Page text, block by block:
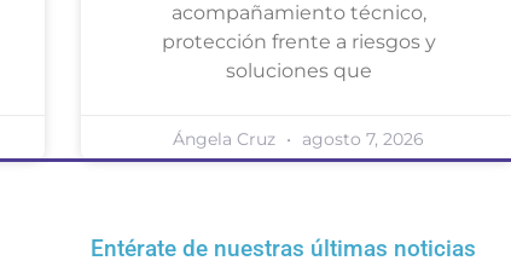
acompañamiento técnico,
protección frente a riesgos y
soluciones que
Ángela Cruz agosto 7, 2026
Entérate de nuestras últimas noticias